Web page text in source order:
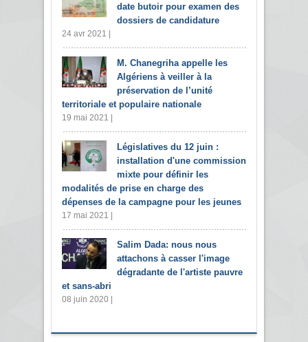
date butoir pour examen des
dossiers de candidature
24 avr 2021 |
M. Chanegriha appelle les
Algériens à veiller à la
préservation de l’unité
territoriale et populaire nationale
19 mai 2021 |
Législatives du 12 juin :
installation d'une commission
mixte pour définir les
modalités de prise en charge des
dépenses de la campagne pour les jeunes
17 mai 2021 |
Salim Dada: nous nous
attachons à casser l'image
dégradante de l'artiste pauvre
et sans-abri
08 juin 2020 |